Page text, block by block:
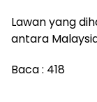
Lawan yang
antara
Baca : 418